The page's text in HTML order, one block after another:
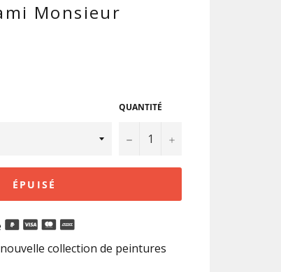
Monsieur
QUANTITÉ
− +
ÉPUISÉ
collection de peintures